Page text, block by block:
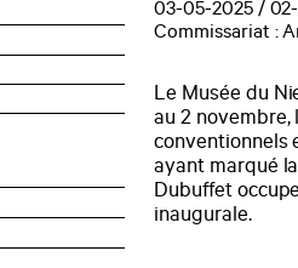
03-05-2025 / 02-
Commissariat :
Le Musée du
au 2
conventionnels
ayant marqué
Dubuffet
inaugurale.